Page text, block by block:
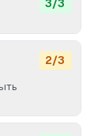
3/3
2/3